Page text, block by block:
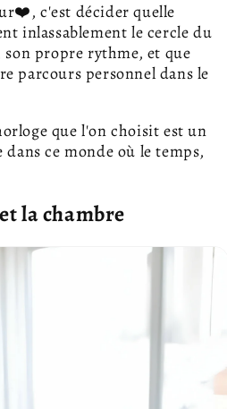
c'est décider quelle
inlassablement le cercle du
son propre rythme, et que
parcours personnel dans le
que l'on choisit est un
ce monde où le temps,
la chambre